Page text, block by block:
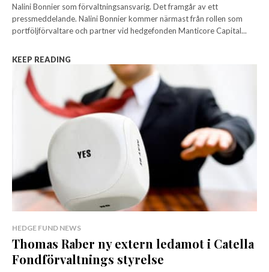
Nalini Bonnier som förvaltningsansvarig. Det framgår av ett
pressmeddelande. Nalini Bonnier kommer närmast från rollen som
portföljförvaltare och partner vid hedgefonden Manticore Capital...
KEEP READING
HEDGE FUND NEWS
Thomas Raber ny extern ledamot i Catella
Fondförvaltnings styrelse